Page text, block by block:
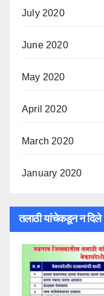
July 2020
June 2020
May 2020
April 2020
March 2020
January 2020
तलाठी यांचेकडून न